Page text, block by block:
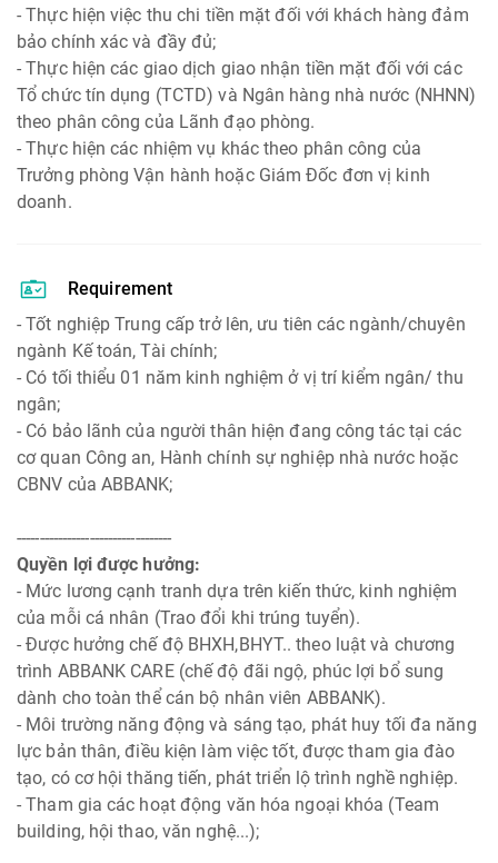
- Thực hiện việc thu chi tiền mặt đối với khách hàng đảm
bảo chính xác và đầy đủ;
- Thực hiện các giao dịch giao nhận tiền mặt đối với các
Tổ chức tín dụng (TCTD) và Ngân hàng nhà nước (NHNN)
theo phân công của Lãnh đạo phòng.
- Thực hiện các nhiệm vụ khác theo phân công của
Trưởng phòng Vận hành hoặc Giám Đốc đơn vị kinh
doanh.
Requirement
- Tốt nghiệp Trung cấp trở lên, ưu tiên các ngành/chuyên
ngành Kế toán, Tài chính;
- Có tối thiểu 01 năm kinh nghiệm ở vị trí kiểm ngân/ thu
ngân;
- Có bảo lãnh của người thân hiện đang công tác tại các
cơ quan Công an, Hành chính sự nghiệp nhà nước hoặc
CBNV của ABBANK;
----------------------------------
Quyền lợi được hưởng:
- Mức lương cạnh tranh dựa trên kiến thức, kinh nghiệm
của mỗi cá nhân (Trao đổi khi trúng tuyển).
- Được hưởng chế độ BHXH,BHYT.. theo luật và chương
trình ABBANK CARE (chế độ đãi ngộ, phúc lợi bổ sung
dành cho toàn thể cán bộ nhân viên ABBANK).
- Môi trường năng động và sáng tạo, phát huy tối đa năng
lực bản thân, điều kiện làm việc tốt, được tham gia đào
tạo, có cơ hội thăng tiến, phát triển lộ trình nghề nghiệp.
- Tham gia các hoạt động văn hóa ngoại khóa (Team
building, hội thao, văn nghệ...);